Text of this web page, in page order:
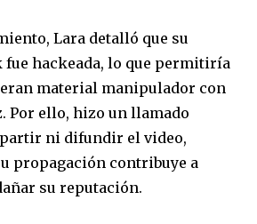
Lara detalló que su
fue hackeada, lo que permitiría
material manipulador con
Por ello, hizo un llamado
ni difundir el video,
propagación contribuye a
su reputación.